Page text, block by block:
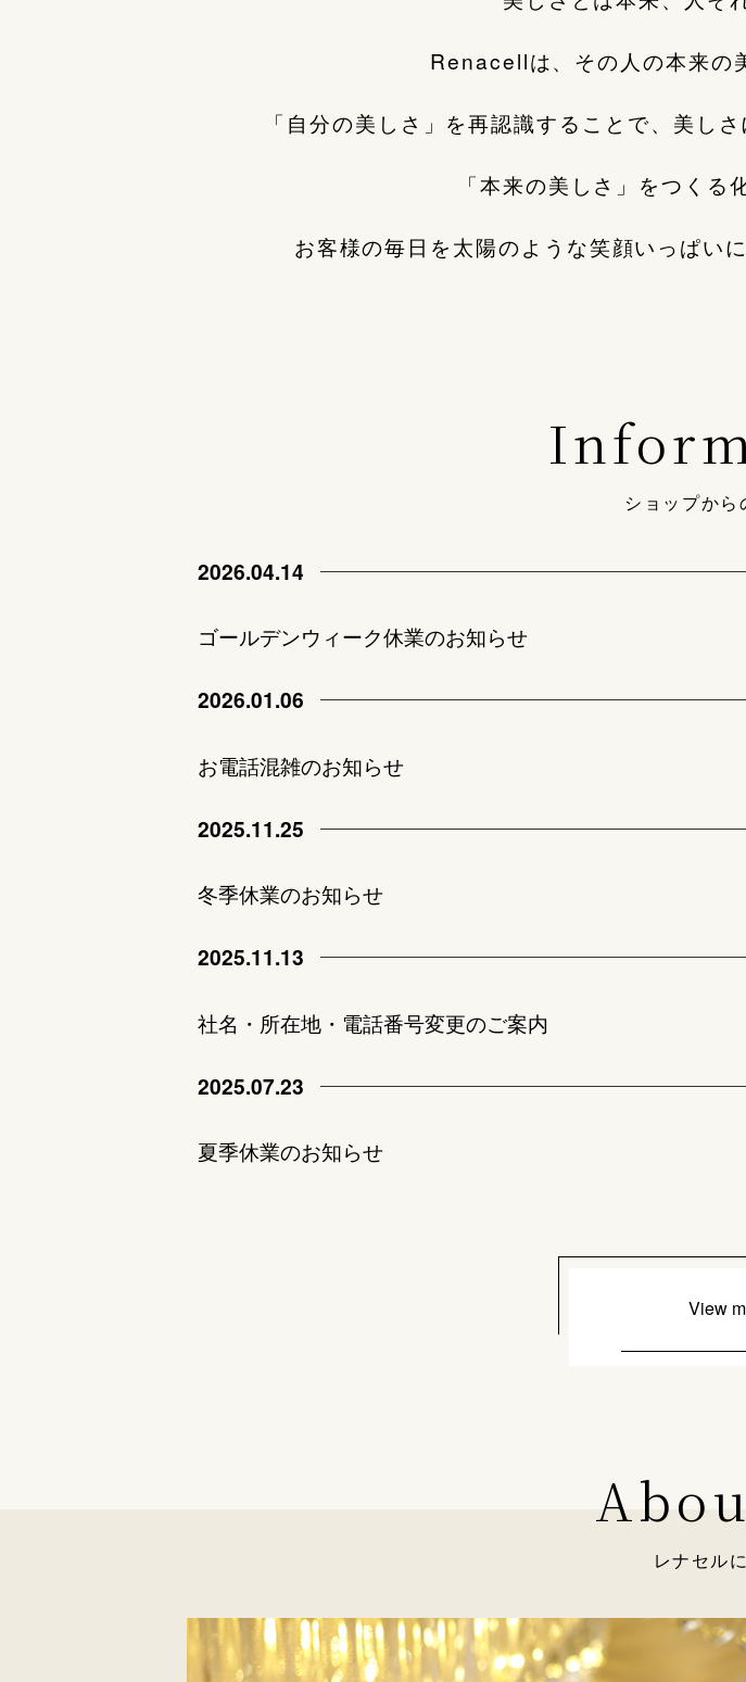
Renacellは、その人の本来の
「自分の美しさ」を再認識することで、美し
「本来の美しさ」をつくる
お客様の毎日を太陽のような笑顔いっぱい
ショップから
2026.04.14
ゴールデンウィーク休業のお知らせ
2026.01.06
お電話混雑のお知らせ
2025.11.25
冬季休業のお知らせ
2025.11.13
社名・所在地・電話番号変更のご案内
2025.07.23
夏季休業のお知らせ
View
レナセル